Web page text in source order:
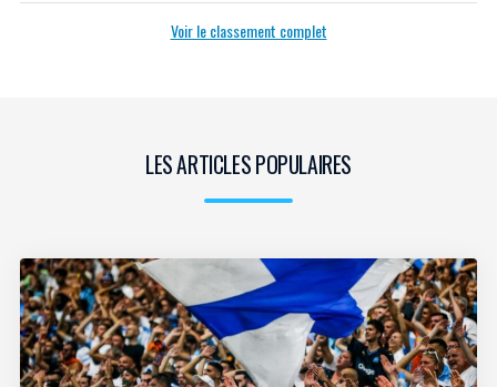
Voir le classement complet
LES ARTICLES POPULAIRES